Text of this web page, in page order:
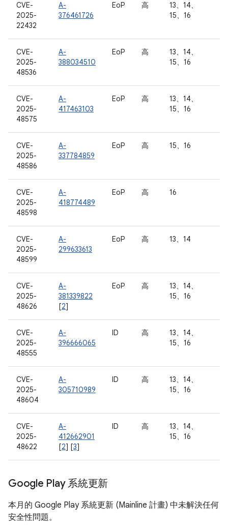
CVE-
2025-
22432
A-
376461726
EoP 高
13、14、
15、16
CVE-
2025-
48536
A-
388034510
EoP 高
13、14、
15、16
CVE-
2025-
48575
A-
417463103
EoP 高
13、14、
15、16
CVE-
2025-
48586
A-
337784859
EoP 高 15、16
CVE-
2025-
48598
A-
418774489
EoP 高 16
CVE-
2025-
48599
A-
299633613
EoP 高 13、14
CVE-
2025-
48626
A-
381339822
[2]
EoP 高
13、14、
15、16
CVE-
2025-
48555
A-
396666065
ID 高
13、14、
15、16
CVE-
2025-
48604
A-
305710989
ID 高
13、14、
15、16
CVE-
2025-
48622
A-
412662901
[2] [3]
ID 高
13、14、
15、16
Google Play 系統更新
本月的 Google Play 系統更新 (Mainline 計畫) 中未解決任何
安全性問題。